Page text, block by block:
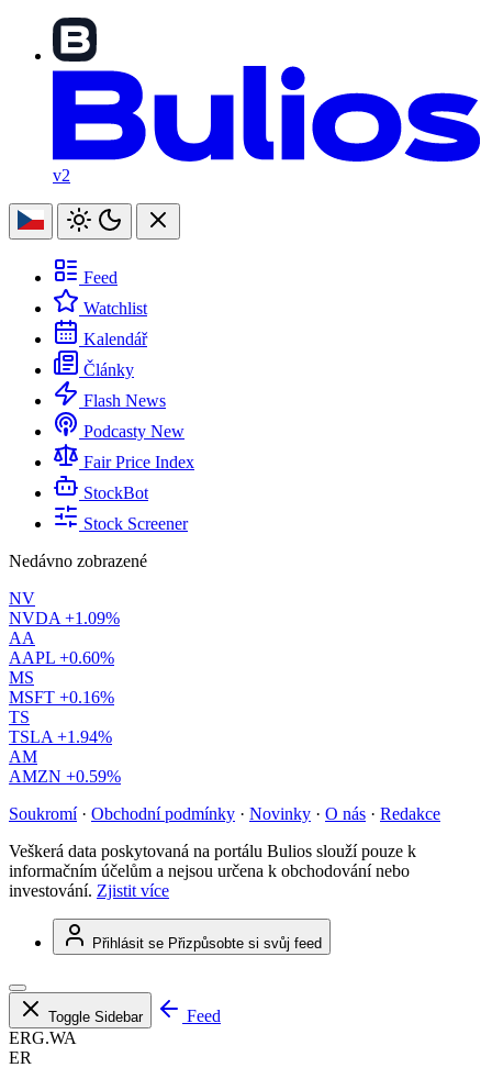
v2
Feed
Watchlist
Kalendář
Články
Flash News
Podcasty New
Fair Price Index
StockBot
Stock Screener
Nedávno zobrazené
NV
NVDA +1.09%
AA
AAPL +0.60%
MS
MSFT +0.16%
TS
TSLA +1.94%
AM
AMZN +0.59%
Soukromí · Obchodní podmínky · Novinky · O nás · Redakce
Veškerá data poskytovaná na portálu Bulios slouží pouze k
informačním účelům a nejsou určena k obchodování nebo
investování. Zjistit více
Přihlásit se Přizpůsobte si svůj feed
Toggle Sidebar
Feed
ERG.WA
ER